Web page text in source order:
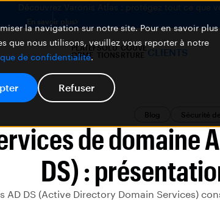
la navigation sur notre site. Pour en savoir plus
que nous utilisons, veuillez vous reporter à notre
de confidentialité.
Refuser
Découvrez Varonis Atlas : protégez tout ce que
En savoir plus
PLATEF
ORME
SOLU
TIONS
COUVE
RTURE CLIENTS
Blog Sécurité
de domaine
DS) :
AD DS (Active Directory Domain Services)